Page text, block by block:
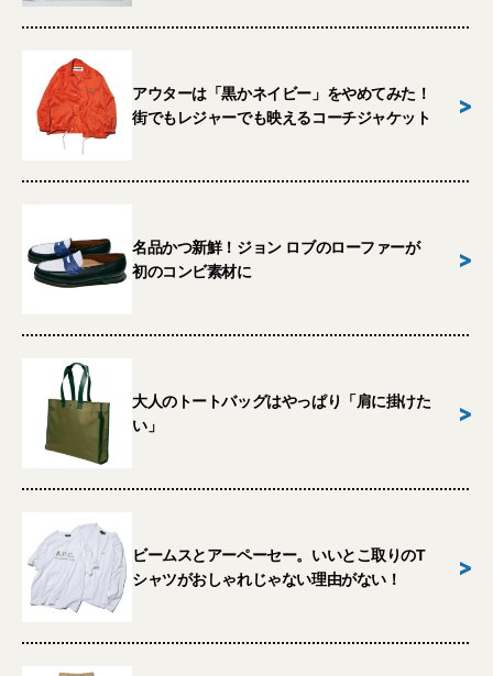
アウターは「黒かネイビー」をやめてみた！
街でもレジャーでも映えるコーチジャケット
>
名品かつ新鮮！ジョン ロブのローファーが
初のコンビ素材に
>
大人のトートバッグはやっぱり「肩に掛けた
い」
>
ビームスとアーペーセー。いいとこ取りのT
シャツがおしゃれじゃない理由がない！
>